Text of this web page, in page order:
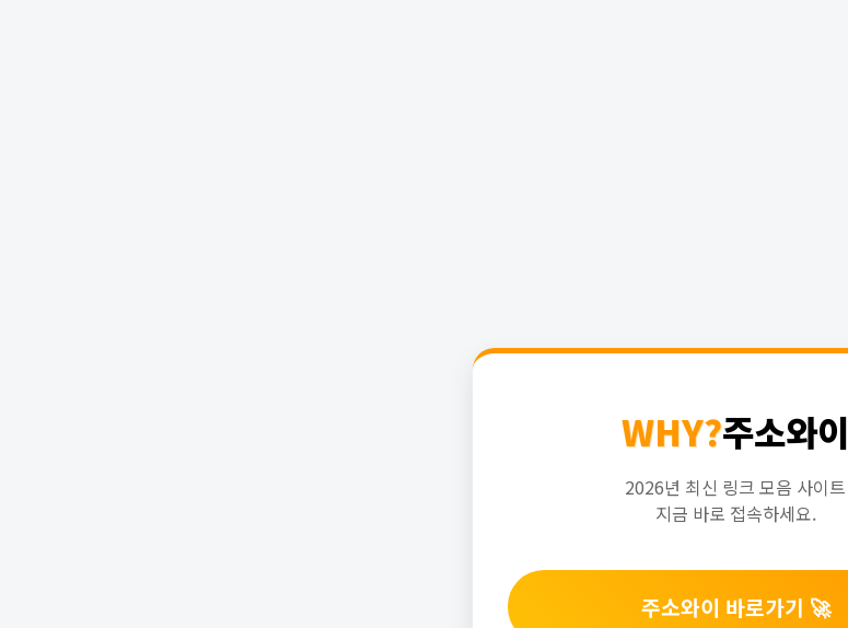
WHY?주소와이
2026년 최신 링크 모음 사이트
지금 바로 접속하세요.
주소와이 바로가기 🚀